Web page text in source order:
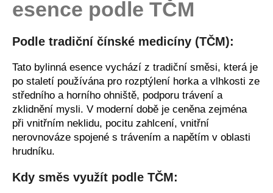
esence podle TČM
Podle tradiční čínské medicíny (TČM):
Tato bylinná esence vychází z tradiční směsi, která je
po staletí používána pro rozptýlení horka a vlhkosti ze
středního a horního ohniště, podporu trávení a
zklidnění mysli. V moderní době je ceněna zejména
při vnitřním neklidu, pocitu zahlcení, vnitřní
nerovnováze spojené s trávením a napětím v oblasti
hrudníku.
Kdy směs využít podle TČM:
a
í
t
?
HLEDAT